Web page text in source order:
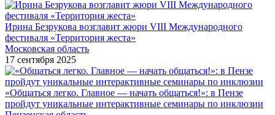
Ирина Безрукова возглавит жюри VIII Международного
фестиваля «Территория жеста»
Московская область
17 сентября 2025
«Общаться легко. Главное — начать общаться!»: в Пензе
пройдут уникальные интерактивные семинары по инклюзии